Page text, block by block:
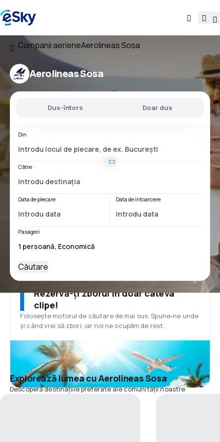
Companii aerieneAerolineas Sosa
Aerolineas Sosa
Dus-întors Doar dus
Din
Către
Data de plecare Data de întoarcere
Pasageri
Căutare
Rezervă-ți zborul în doar câteva
clipe!
Folosește motorul de căutare de mai sus. Spune-ne unde
și când vrei să zbori, iar noi ne ocupăm de rest.
Explorează lumea cu Aerolineas Sosa
Descoperă destinațiile preferate ale comunității noastre